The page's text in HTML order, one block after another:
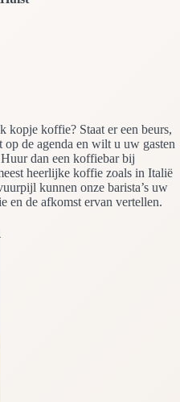
kopje koffie? Staat er een beurs,
de agenda en wilt u uw gasten
dan een koffiebar bij
heerlijke koffie zoals in Italië
kunnen onze barista’s uw
en de afkomst ervan vertellen.